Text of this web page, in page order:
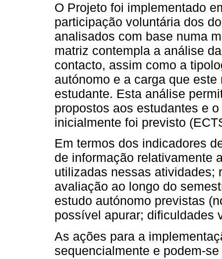
O Projeto foi implementado
participação voluntária dos
analisados com base numa
matriz contempla a análise
contacto, assim como a
autónomo e a carga que
estudante. Esta análise
propostos aos estudantes e
inicialmente foi previsto
Em termos dos indicadores
de informação relativamente
utilizadas nessas atividades;
avaliação ao longo do
estudo autónomo previstas
possível apurar; dificuldades
As ações para a
sequencialmente e podem-